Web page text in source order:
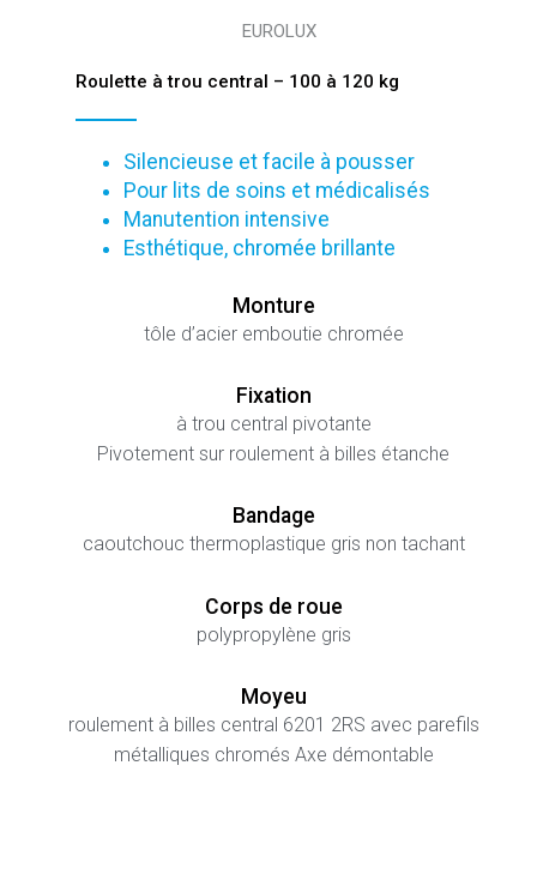
EUROLUX
Roulette à trou central – 100 à 120 kg
Silencieuse et facile à pousser
Pour lits de soins et médicalisés
Manutention intensive
Esthétique, chromée brillante
Monture
tôle d’acier emboutie chromée
Fixation
à trou central pivotante
Pivotement sur roulement à billes étanche
Bandage
caoutchouc thermoplastique gris non tachant
Corps de roue
polypropylène gris
Moyeu
roulement à billes central 6201 2RS avec parefils
métalliques chromés Axe démontable